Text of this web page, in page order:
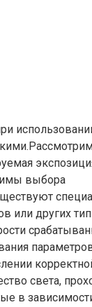
выбора
или других
света,
в